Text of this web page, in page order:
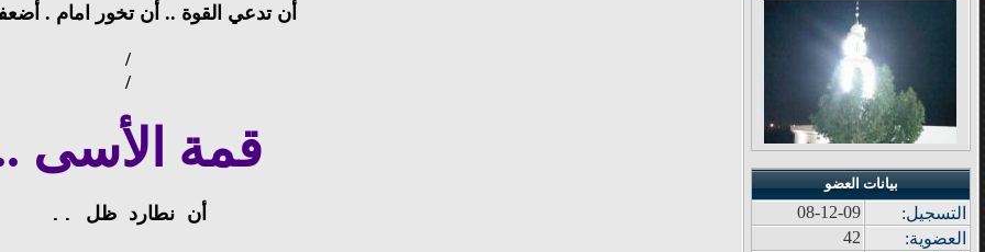
بيانات العضو
التسجيل:
08-12-09
العضوية:
42
أن تدعي القوة .. أن تخور امام .
/
/
قمة الأسى
أن نطارد ظل ..